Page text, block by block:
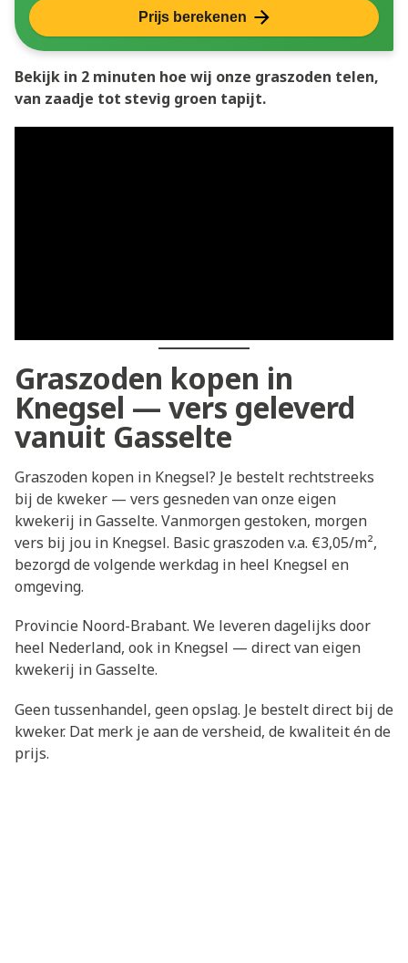
Prijs berekenen
Bekijk in 2 minuten hoe wij onze graszoden telen,
van zaadje tot stevig groen tapijt.
Graszoden kopen in
Knegsel — vers geleverd
vanuit Gasselte
Graszoden kopen in Knegsel? Je bestelt rechtstreeks
bij de kweker — vers gesneden van onze eigen
kwekerij in Gasselte. Vanmorgen gestoken, morgen
vers bij jou in Knegsel. Basic graszoden v.a. €3,05/m²,
bezorgd de volgende werkdag in heel Knegsel en
omgeving.
Provincie Noord-Brabant. We leveren dagelijks door
heel Nederland, ook in Knegsel — direct van eigen
kwekerij in Gasselte.
Geen tussenhandel, geen opslag. Je bestelt direct bij de
kweker. Dat merk je aan de versheid, de kwaliteit én de
prijs.